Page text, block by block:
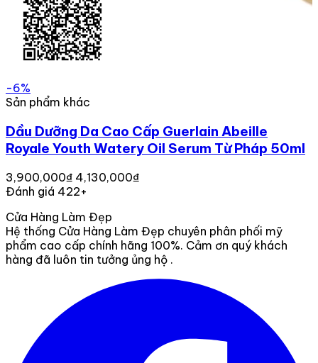
-6%
Sản phẩm khác
Dầu Dưỡng Da Cao Cấp Guerlain Abeille
Royale Youth Watery Oil Serum Từ Pháp 50ml
3,900,000₫ 4,130,000₫
Đánh giá 422+
Cửa Hàng Làm Đẹp
Hệ thống Cửa Hàng Làm Đẹp chuyên phân phối mỹ
phẩm cao cấp chính hãng 100%. Cảm ơn quý khách
hàng đã luôn tin tưởng ủng hộ .